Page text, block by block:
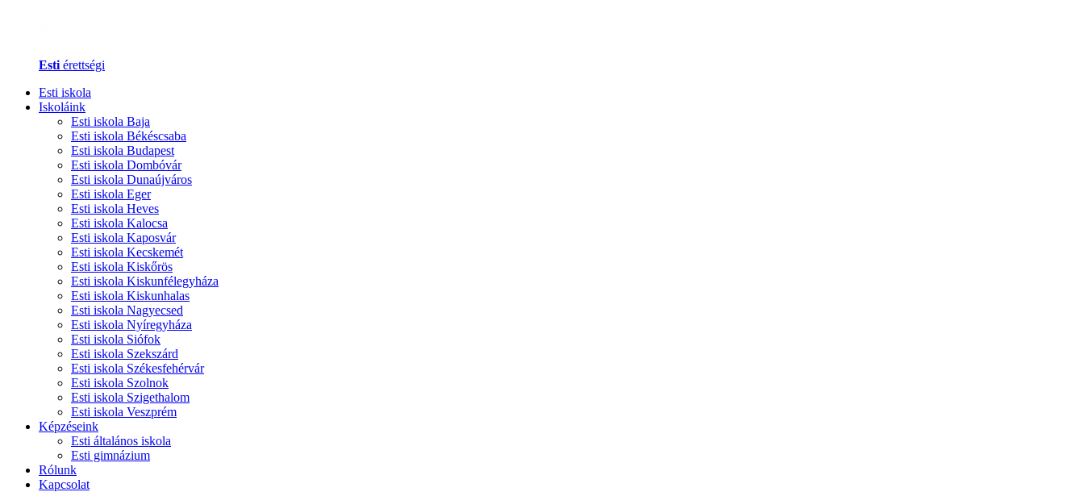
Esti érettségi
Esti iskola
Iskoláink
Esti iskola Baja
Esti iskola Békéscsaba
Esti iskola Budapest
Esti iskola Dombóvár
Esti iskola Dunaújváros
Esti iskola Eger
Esti iskola Heves
Esti iskola Kalocsa
Esti iskola Kaposvár
Esti iskola Kecskemét
Esti iskola Kiskőrös
Esti iskola Kiskunfélegyháza
Esti iskola Kiskunhalas
Esti iskola Nagyecsed
Esti iskola Nyíregyháza
Esti iskola Siófok
Esti iskola Szekszárd
Esti iskola Székesfehérvár
Esti iskola Szolnok
Esti iskola Szigethalom
Esti iskola Veszprém
Képzéseink
Esti általános iskola
Esti gimnázium
Rólunk
Kapcsolat